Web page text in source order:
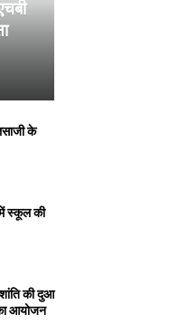
के
स्कूल की
की दुआ
आयोजन